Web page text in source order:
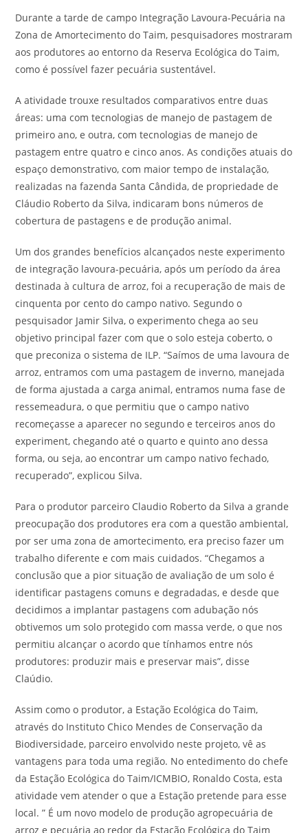
Durante a tarde de campo Integração Lavoura-Pecuária na
Zona de Amortecimento do Taim, pesquisadores mostraram
aos produtores ao entorno da Reserva Ecológica do Taim,
como é possível fazer pecuária sustentável.
A atividade trouxe resultados comparativos entre duas
áreas: uma com tecnologias de manejo de pastagem de
primeiro ano, e outra, com tecnologias de manejo de
pastagem entre quatro e cinco anos. As condições atuais do
espaço demonstrativo, com maior tempo de instalação,
realizadas na fazenda Santa Cândida, de propriedade de
Cláudio Roberto da Silva, indicaram bons números de
cobertura de pastagens e de produção animal.
Um dos grandes benefícios alcançados neste experimento
de integração lavoura-pecuária, após um período da área
destinada à cultura de arroz, foi a recuperação de mais de
cinquenta por cento do campo nativo. Segundo o
pesquisador Jamir Silva, o experimento chega ao seu
objetivo principal fazer com que o solo esteja coberto, o
que preconiza o sistema de ILP. “Saímos de uma lavoura de
arroz, entramos com uma pastagem de inverno, manejada
de forma ajustada a carga animal, entramos numa fase de
ressemeadura, o que permitiu que o campo nativo
recomeçasse a aparecer no segundo e terceiros anos do
experiment, chegando até o quarto e quinto ano dessa
forma, ou seja, ao encontrar um campo nativo fechado,
recuperado”, explicou Silva.
Para o produtor parceiro Claudio Roberto da Silva a grande
preocupação dos produtores era com a questão ambiental,
por ser uma zona de amortecimento, era preciso fazer um
trabalho diferente e com mais cuidados. “Chegamos a
conclusão que a pior situação de avaliação de um solo é
identificar pastagens comuns e degradadas, e desde que
decidimos a implantar pastagens com adubação nós
obtivemos um solo protegido com massa verde, o que nos
permitiu alcançar o acordo que tínhamos entre nós
produtores: produzir mais e preservar mais”, disse
Claúdio.
Assim como o produtor, a Estação Ecológica do Taim,
através do Instituto Chico Mendes de Conservação da
Biodiversidade, parceiro envolvido neste projeto, vê as
vantagens para toda uma região. No entedimento do chefe
da Estação Ecológica do Taim/ICMBIO, Ronaldo Costa, esta
atividade vem atender o que a Estação pretende para esse
local. ” É um novo modelo de produção agropecuária de
arroz e pecuária ao redor da Estação Ecológica do Taim